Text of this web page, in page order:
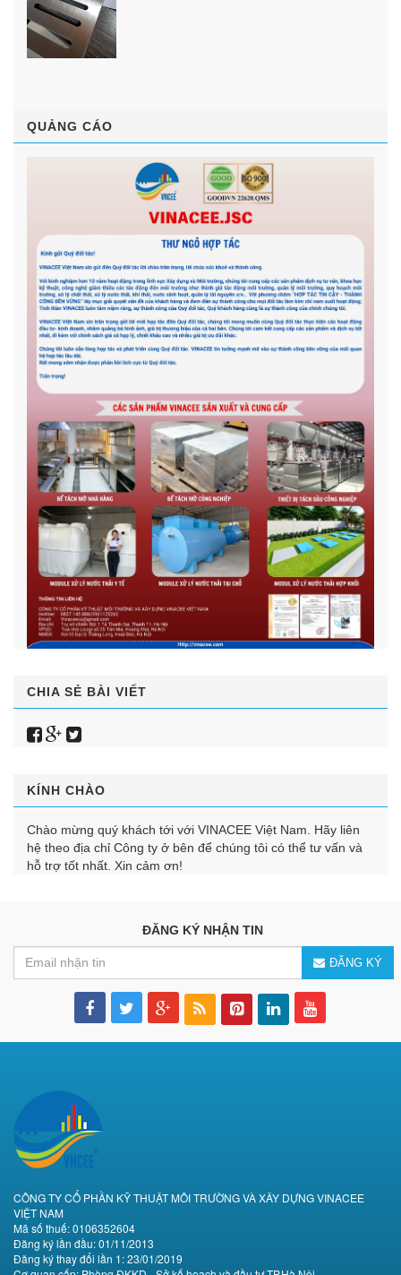
QUẢNG CÁO
CHIA SẺ BÀI VIẾT
KÍNH CHÀO
Chào mừng quý khách tới với VINACEE Việt Nam. Hãy liên
hệ theo địa chỉ Công ty ở bên để chúng tôi có thể tư vấn và
hỗ trợ tốt nhất. Xin cảm ơn!
ĐĂNG KÝ NHẬN TIN
ĐĂNG KÝ
CÔNG TY CỔ PHẦN KỸ THUẬT MÔI TRƯỜNG VÀ XÂY DỰNG VINACEE
VIỆT NAM
Mã số thuế: 0106352604
Đăng ký lần đầu: 01/11/2013
Đăng ký thay đổi lần 1: 23/01/2019